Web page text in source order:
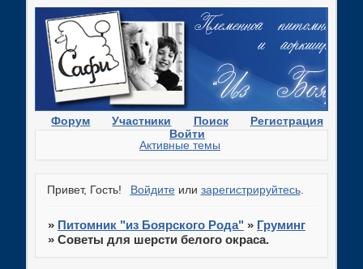
Форум Участники Поиск
Регистрация
Войти
Активные темы
Привет, Гость! Войдитеили зарегистрируйтесь.
» Питомник "из Боярского Рода" » Груминг
» Советы для шерсти белого окраса.